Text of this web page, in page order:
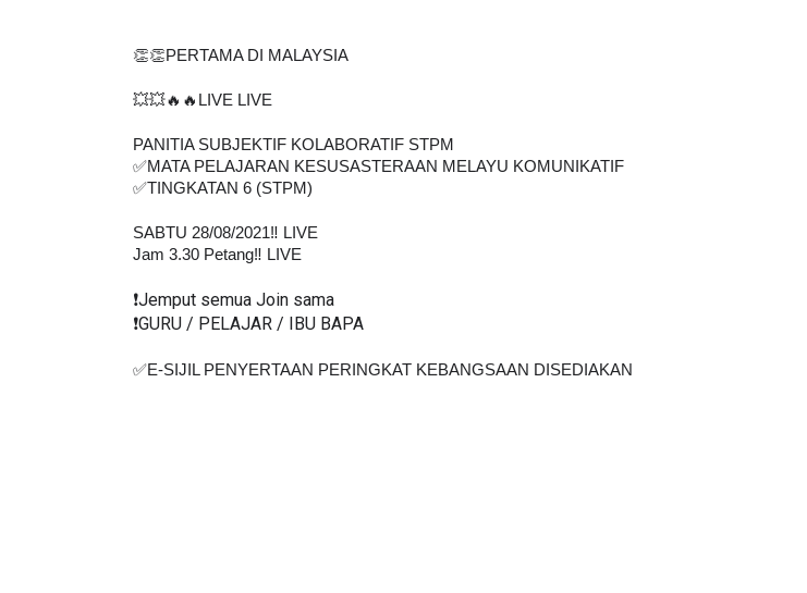
👏👏PERTAMA DI MALAYSIA
💥💥🔥🔥LIVE LIVE
PANITIA SUBJEKTIF KOLABORATIF STPM
✅MATA PELAJARAN KESUSASTERAAN MELAYU KOMUNIKATIF
✅TINGKATAN 6 (STPM)
SABTU 28/08/2021‼️ LIVE
Jam 3.30 Petang‼️ LIVE
❗️Jemput semua Join sama
❗️GURU / PELAJAR / IBU BAPA
✅E-SIJIL PENYERTAAN PERINGKAT KEBANGSAAN DISEDIAKAN